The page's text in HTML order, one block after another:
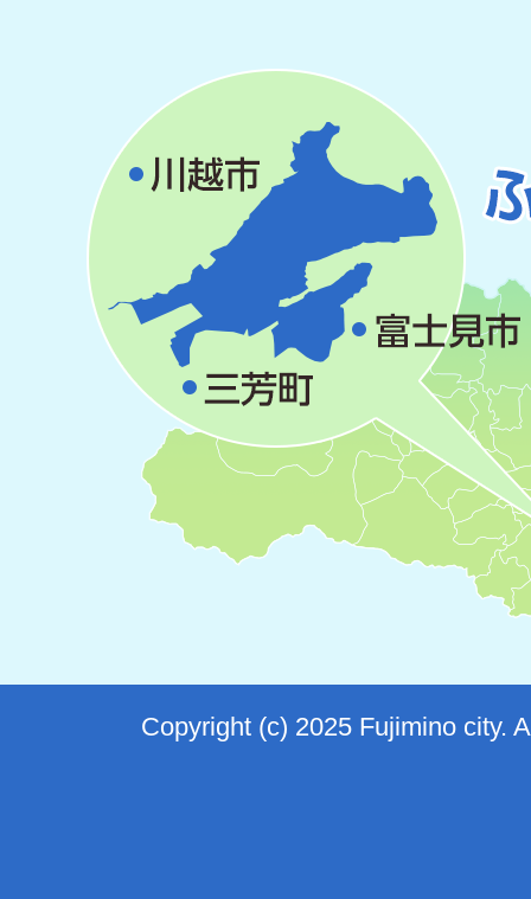
Copyright (c) 2025 Fujimino city.